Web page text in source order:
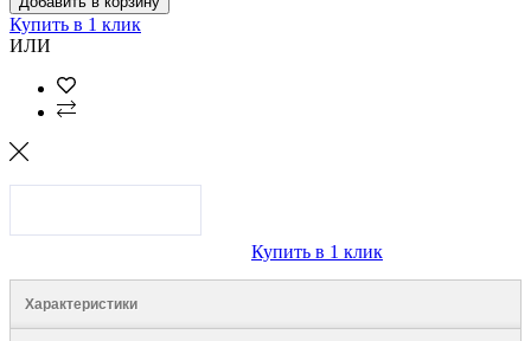
Купить в 1 клик
ИЛИ
Купить в 1 клик
Характеристики